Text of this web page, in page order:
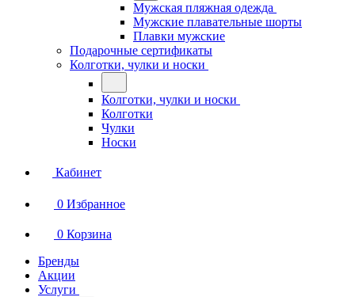
Мужская пляжная одежда
Мужские плавательные шорты
Плавки мужские
Подарочные сертификаты
Колготки, чулки и носки
Колготки, чулки и носки
Колготки
Чулки
Носки
Кабинет
0 Избранное
0 Корзина
Бренды
Акции
Услуги